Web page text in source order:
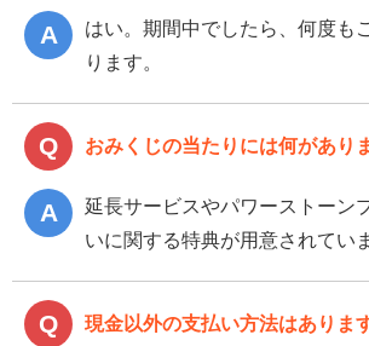
はい。期間中でしたら、何度も
ります。
おみくじの当たりには何があり
延長サービスやパワーストーン
いに関する特典が用意されてい
現金以外の支払い方法はありま